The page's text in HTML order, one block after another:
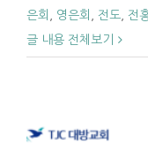
은회
영은회 전도 전
글 내용 전체보기